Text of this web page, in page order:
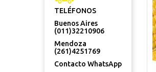
TELÉFONOS
Buenos Aires
(011)32210906
Mendoza
(261)4251769
Contacto WhatsApp